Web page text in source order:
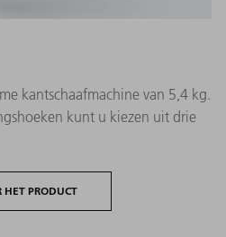
kantschaafmachine van 5,4 kg.
kunt u kiezen uit drie
HET PRODUCT